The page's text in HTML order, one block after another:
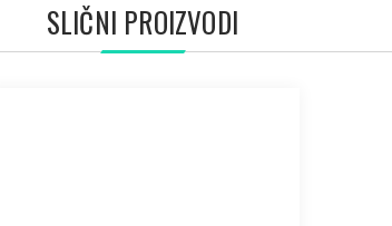
SLIČNI PROIZVODI